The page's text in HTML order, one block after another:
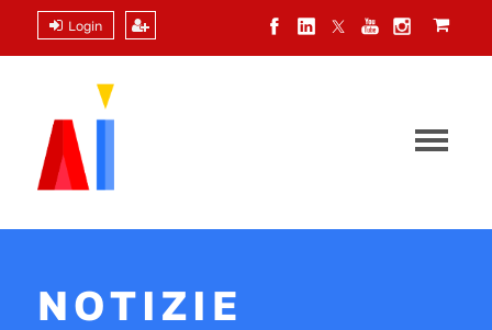
Login
NOTIZIE